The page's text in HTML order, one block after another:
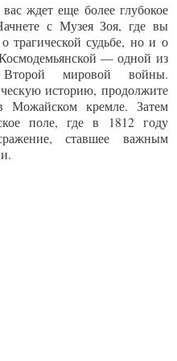
ждет еще более глубокое
с Музея Зоя, где вы
трагической судьбе, но и о
— одной из
мировой войны.
историю, продолжите
Можайском кремле. Затем
поле, где в 1812 году
ставшее важным